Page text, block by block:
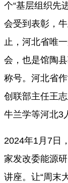
个“基层组织先
会受到表彰，
止，河北省唯
会，也是馆陶
称号。河北省
创联部主任王
牛兰学等河北3
2024年1月7日
家发改委能源
讲座。 让“周末